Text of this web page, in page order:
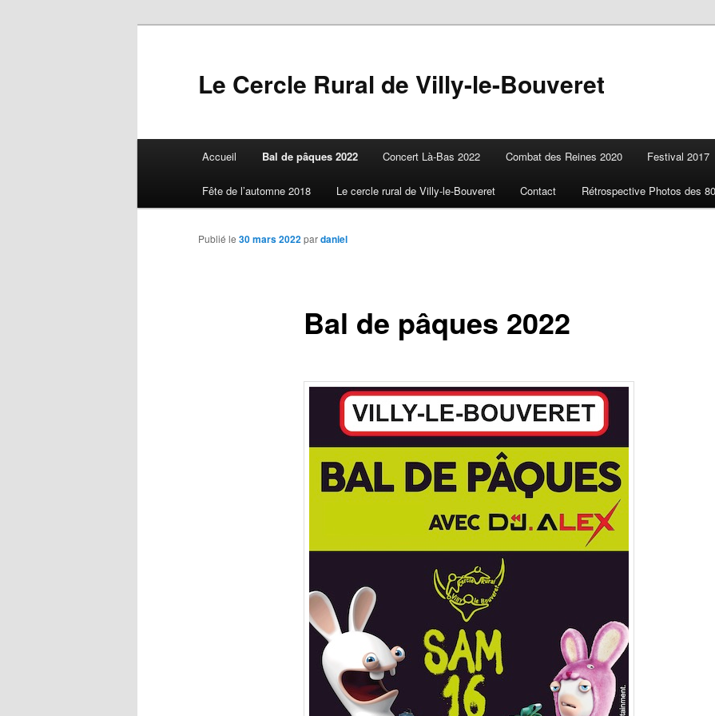
Le Cercle Rural de Villy-le-Bouveret
Accueil Bal de pâques 2022 Concert Là-Bas 2022 Combat des Reines 2020 Festival 2017
Fête de l’automne 2018 Le cercle rural de Villy-le-Bouveret Contact Rétrospective Photos des
Bal de pâques 2022
Publié le 30 mars 2022pardaniel